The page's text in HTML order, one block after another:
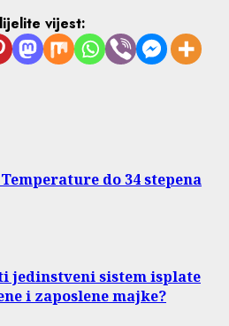
vijest:
do 34 stepena
jedinstveni sistem isplate
i zaposlene majke?